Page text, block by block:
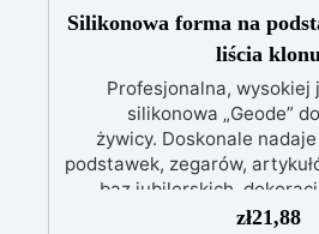
Silikonowa forma na
liścia
Profesjonalna, wysokiej
silikonowa „Geode”
żywicy. Doskonale
podstawek, zegarów,
baz jubilerskich,
Wysokiej jakości
zł21,88